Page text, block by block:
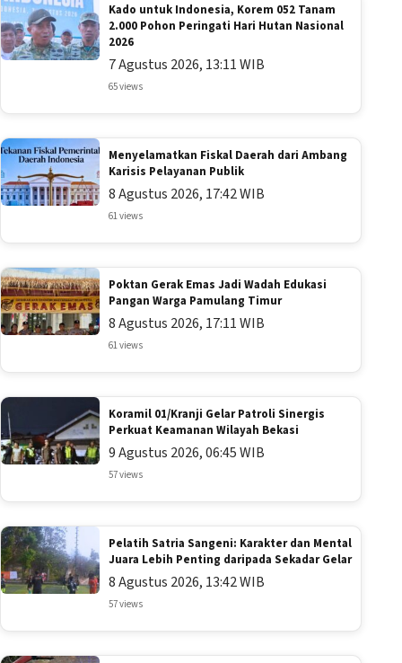
Kado untuk Indonesia, Korem 052 Tanam
2.000 Pohon Peringati Hari Hutan Nasional
2026
7 Agustus 2026, 13:11 WIB
65 views
Menyelamatkan Fiskal Daerah dari Ambang
Karisis Pelayanan Publik
8 Agustus 2026, 17:42 WIB
61 views
Poktan Gerak Emas Jadi Wadah Edukasi
Pangan Warga Pamulang Timur
8 Agustus 2026, 17:11 WIB
61 views
Koramil 01/Kranji Gelar Patroli Sinergis
Perkuat Keamanan Wilayah Bekasi
9 Agustus 2026, 06:45 WIB
57 views
Pelatih Satria Sangeni: Karakter dan Mental
Juara Lebih Penting daripada Sekadar Gelar
8 Agustus 2026, 13:42 WIB
57 views